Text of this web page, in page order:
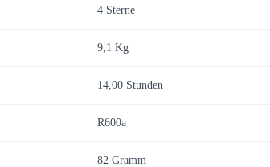
4 Sterne
9,1 Kg
14,00 Stunden
R600a
82 Gramm